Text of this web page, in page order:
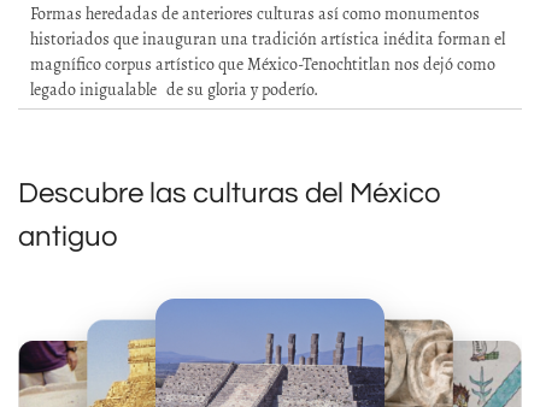
Formas heredadas de anteriores culturas así como monumentos
historiados que inauguran una tradición artística inédita forman el
magnífico corpus artístico que México-Tenochtitlan nos dejó como
legado inigualable de su gloria y poderío.
Descubre las culturas del México
antiguo